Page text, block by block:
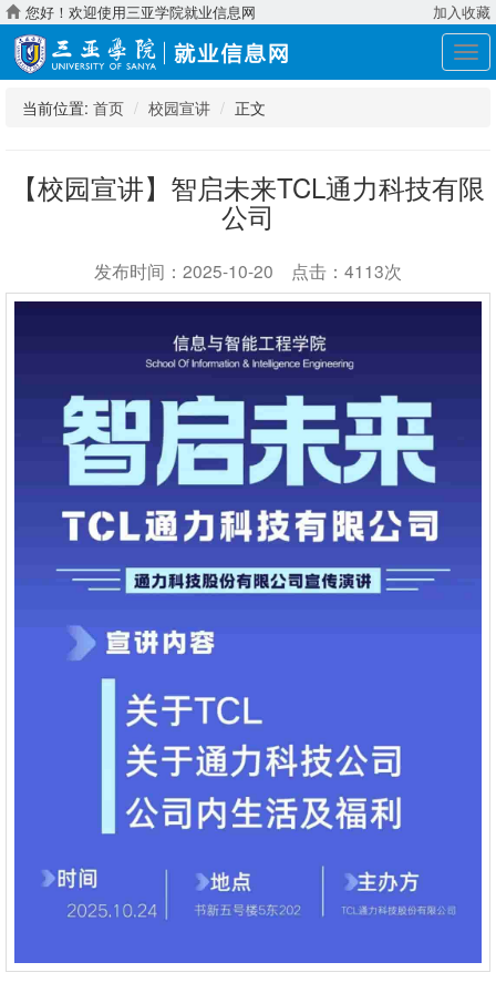
您好！欢迎使用三亚学院就业信息网 加入收藏
展
开
当前位置: 首页 校园宣讲 正文
【校园宣讲】智启未来TCL通力科技有限
公司
发布时间：2025-10-20 点击：4113次